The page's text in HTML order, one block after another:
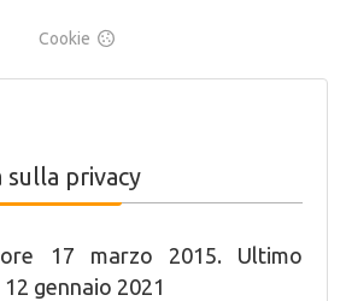
Cookie
privacy
17 marzo 2015. Ultimo
gennaio 2021